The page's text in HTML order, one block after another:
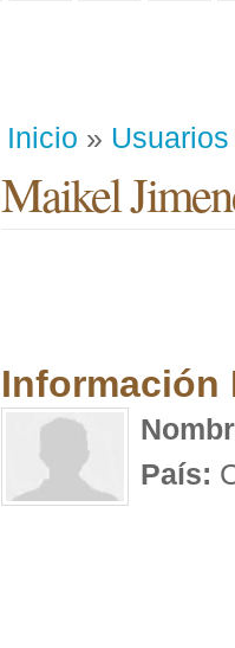
Inicio » Usuarios
Maikel
Información
País: